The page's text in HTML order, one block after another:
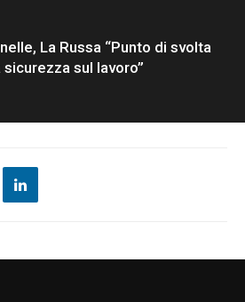
La Russa “Punto di svolta
sicurezza sul lavoro”